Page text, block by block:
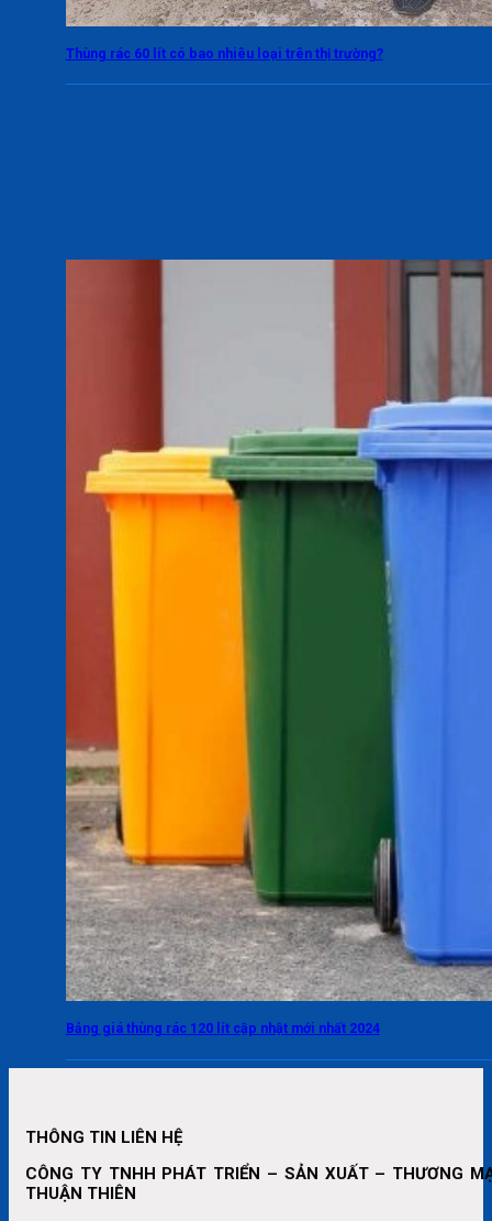
Thùng rác 60 lít có bao nhiêu loại trên thị trường?
Bảng giá thùng rác 120 lít cập nhật mới nhất 2024
THÔNG TIN LIÊN HỆ
CÔNG TY TNHH PHÁT TRIỂN – SẢN XUẤT – THƯƠNG
THUẬN THIÊN